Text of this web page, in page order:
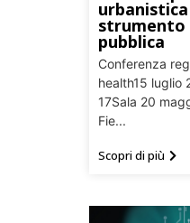
strumento
pubblica
Conferenza
health15 luglio
17Sala 20
Fie...
Scopri di più